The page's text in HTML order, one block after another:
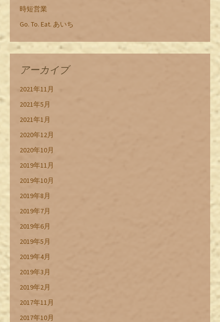
時短営業
Go. To. Eat. あいち
アーカイブ
2021年11月
2021年5月
2021年1月
2020年12月
2020年10月
2019年11月
2019年10月
2019年8月
2019年7月
2019年6月
2019年5月
2019年4月
2019年3月
2019年2月
2017年11月
2017年10月